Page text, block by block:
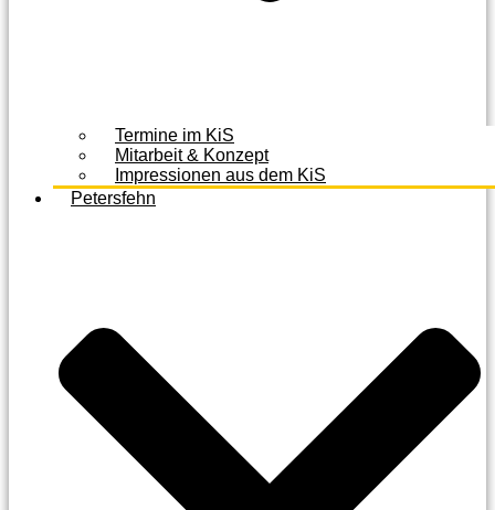
Termine im KiS
Mitarbeit & Konzept
Impressionen aus dem KiS
Petersfehn